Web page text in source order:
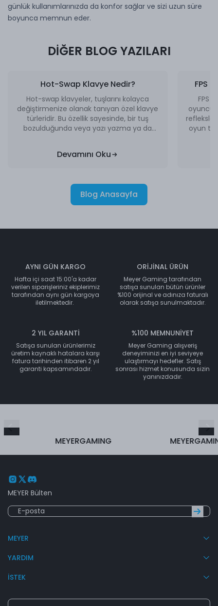
günlük kullanımlarınızda da konfor sağlar ve sizi uzun süre
boyunca memnun eder.
DİĞER BLOG YAZILARI
20.10.2025
Hot-Swap Klavye Nedir?
Hot-swap klavyeler, tuşlarını kolayca
değiştirmenize olanak tanıyan özel klavye
türleridir. Bu özellik sayesinde, bir tuş
bozulduğunda veya yazı yazma ya da
veya lehim yapmadan tuşları
Devamını Oku
FPS
FPS
oyun
Blog Anasayfa
AYNI GÜN KARGO
Hafta içi saat 15:00'a kadar
verilen siparişleriniz ekiplerimiz
tarafından aynı gün kargoya
iletilmektedir.
ORİJİNAL ÜRÜN
Meyer Gaming tarafından
satışa sunulan bütün ürünler
%100 orijinal ve adınıza faturalı
olarak satışa sunulmaktadır.
2 YIL GARANTİ
Satışa sunulan ürünlerimiz
üretim kaynaklı hatalara karşı
fatura tarihinden itibaren 2 yıl
garanti kapsamındadır.
%100 MEMNUNİYET
Meyer Gaming alışveriş
deneyiminizi en iyi seviyeye
ulaştırmayı hedefler. Satış
sonrası hizmet konusunda sizin
yanınızdadır.
MEYERGAMING
MEYER Bülten
MEYER
YARDIM
İSTEK